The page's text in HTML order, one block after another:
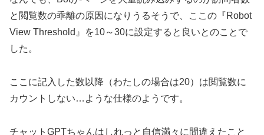
と閲覧数の乖離の原因になりうるそうで、ここの『Robot
View Threshold』を10～30に設定すると良いとのことで
した。
ここに記入した数以降（わたしの場合は20）は閲覧数に
カウントしない…ような仕様のようです。
チャットGPTちゃんはしれっと自信満々に間違えたこと